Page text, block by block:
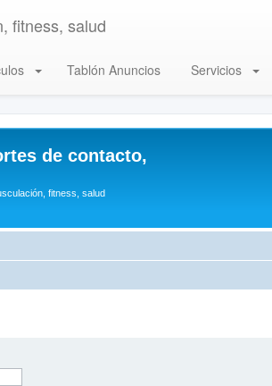
fitness, salud
Tablón Anuncios Servicios
de contacto,
fitness, salud